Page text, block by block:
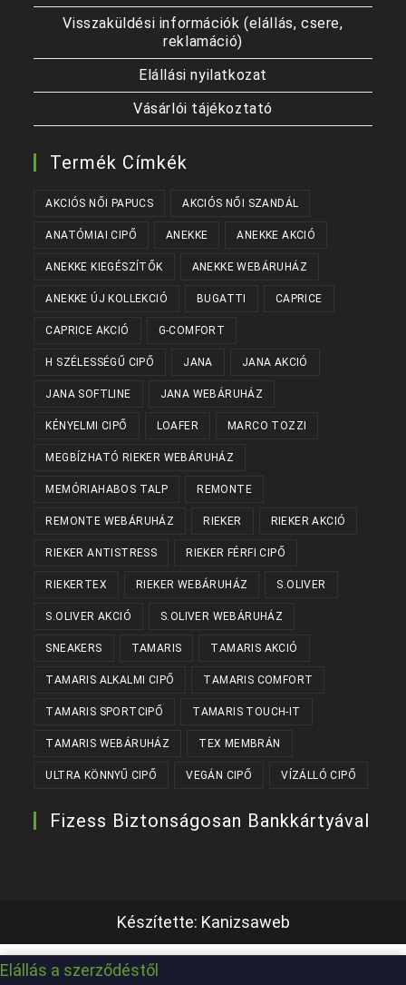
Visszaküldési információk (elállás, csere,
reklamáció)
Elállási nyilatkozat
Vásárlói tájékoztató
Termék Címkék
AKCIÓS NŐI PAPUCS AKCIÓS NŐI SZANDÁL
ANATÓMIAI CIPŐ ANEKKE ANEKKE AKCIÓ
ANEKKE KIEGÉSZÍTŐK ANEKKE WEBÁRUHÁZ
ANEKKE ÚJ KOLLEKCIÓ BUGATTI CAPRICE
CAPRICE AKCIÓ G-COMFORT
H SZÉLESSÉGŰ CIPŐ JANA JANA AKCIÓ
JANA SOFTLINE JANA WEBÁRUHÁZ
KÉNYELMI CIPŐ LOAFER MARCO TOZZI
MEGBÍZHATÓ RIEKER WEBÁRUHÁZ
MEMÓRIAHABOS TALP REMONTE
REMONTE WEBÁRUHÁZ RIEKER RIEKER AKCIÓ
RIEKER ANTISTRESS RIEKER FÉRFI CIPŐ
RIEKERTEX RIEKER WEBÁRUHÁZ S.OLIVER
S.OLIVER AKCIÓ S.OLIVER WEBÁRUHÁZ
SNEAKERS TAMARIS TAMARIS AKCIÓ
TAMARIS ALKALMI CIPŐ TAMARIS COMFORT
TAMARIS SPORTCIPŐ TAMARIS TOUCH-IT
TAMARIS WEBÁRUHÁZ TEX MEMBRÁN
ULTRA KÖNNYŰ CIPŐ VEGÁN CIPŐ VÍZÁLLÓ CIPŐ
Fizess Biztonságosan Bankkártyával
Készítette: Kanizsaweb
Elállás a szerződéstől